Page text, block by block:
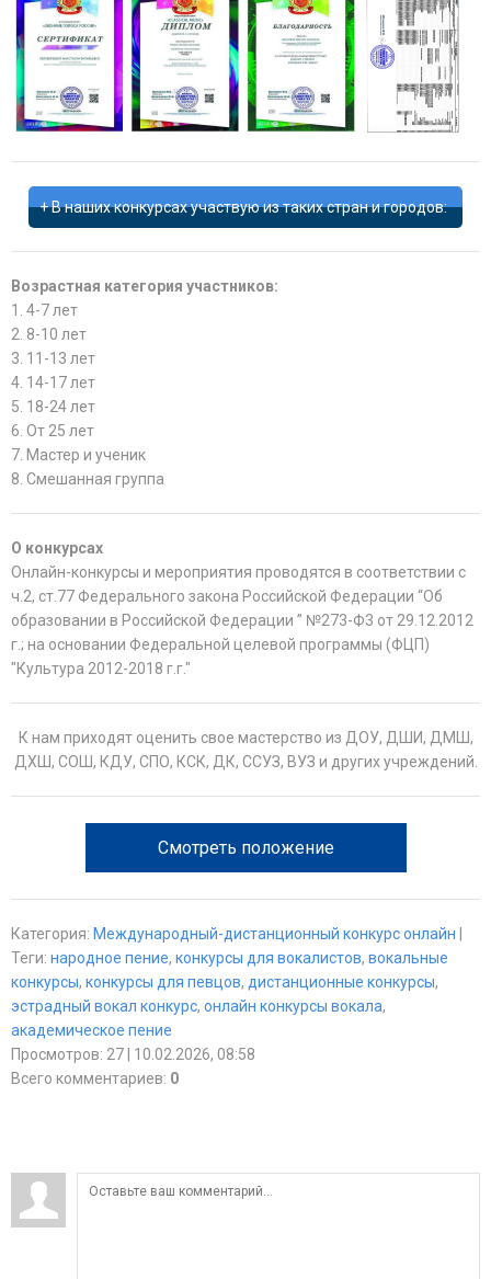
В наших конкурсах участвую из таких стран и городов:
Возрастная категория участников:
1. 4-7 лет
2. 8-10 лет
3. 11-13 лет
4. 14-17 лет
5. 18-24 лет
6. От 25 лет
7. Мастер и ученик
8. Смешанная группа
О конкурсах
Онлайн-конкурсы и мероприятия проводятся в соответствии с
ч.2, ст.77 Федерального закона Российской Федерации “Об
образовании в Российской Федерации ” №273-Ф3 от 29.12.2012
г.; на основании Федеральной целевой программы (ФЦП)
"Культура 2012-2018 г.г."
К нам приходят оценить свое мастерство из ДОУ, ДШИ, ДМШ,
ДХШ, СОШ, КДУ, СПО, КСК, ДК, ССУЗ, ВУЗ и других учреждений.
Смотреть положение
Категория: Международный-дистанционный конкурс онлайн
Теги: народное пение, конкурсы для вокалистов, вокальные
конкурсы, конкурсы для певцов, дистанционные конкурсы,
эстрадный вокал конкурс, онлайн конкурсы вокала,
академическое пение
Просмотров: 27 | 10.02.2026, 08:58
Всего комментариев: 0